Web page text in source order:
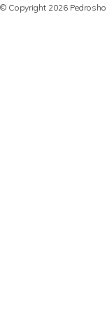
© Copyright 2026